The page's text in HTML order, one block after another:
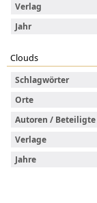
Verlag
Jahr
Clouds
Schlagwörter
Orte
Autoren / Beteiligte
Verlage
Jahre